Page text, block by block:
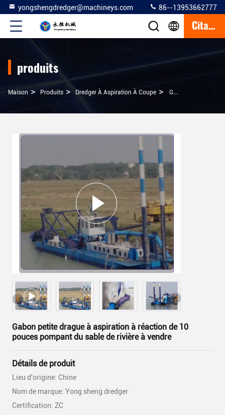
yongshengdredger@machineys.com 86--13953662777
Citation
produits
Maison > Produits > Dredger À Aspiration À Coupe > Gabon Petite Drague À Aspiration À Réaction De 10 Pouces Pompant Du Sable De Rivière À Vendre
Gabon petite drague à aspiration à réaction de 10
pouces pompant du sable de rivière à vendre
Détails de produit
Lieu d'origine: Chine
Nom de marque: Yong sheng dredger
Certification: ZC